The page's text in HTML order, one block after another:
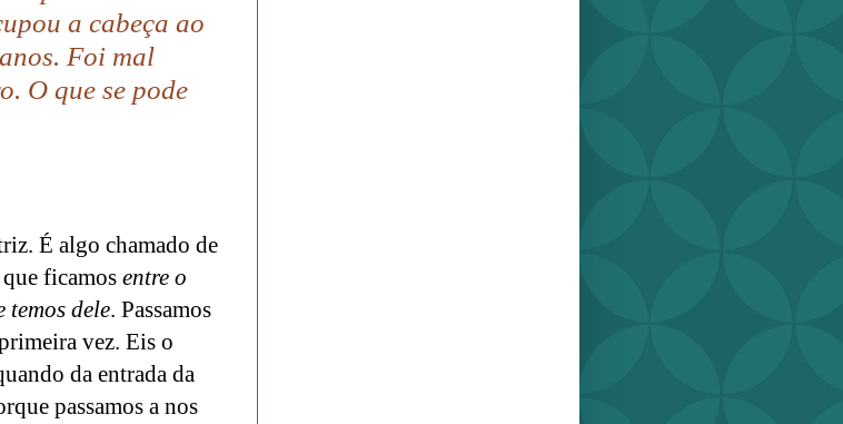
a cabeça ao
Foi mal
O que se pode
É algo chamado de
ficamos entre o
temos dele. Passamos
vez. Eis o
da entrada da
passamos a nos